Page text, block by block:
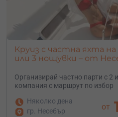
Круиз с частна яхта на
или 3 нощувки – от
Организирай частно парти с 2
компания с маршрут по избор
Няколко дена
гр. Несебър
от